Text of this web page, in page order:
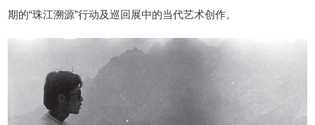
期的“珠江溯源”行动及巡回展中的当代艺术创作。